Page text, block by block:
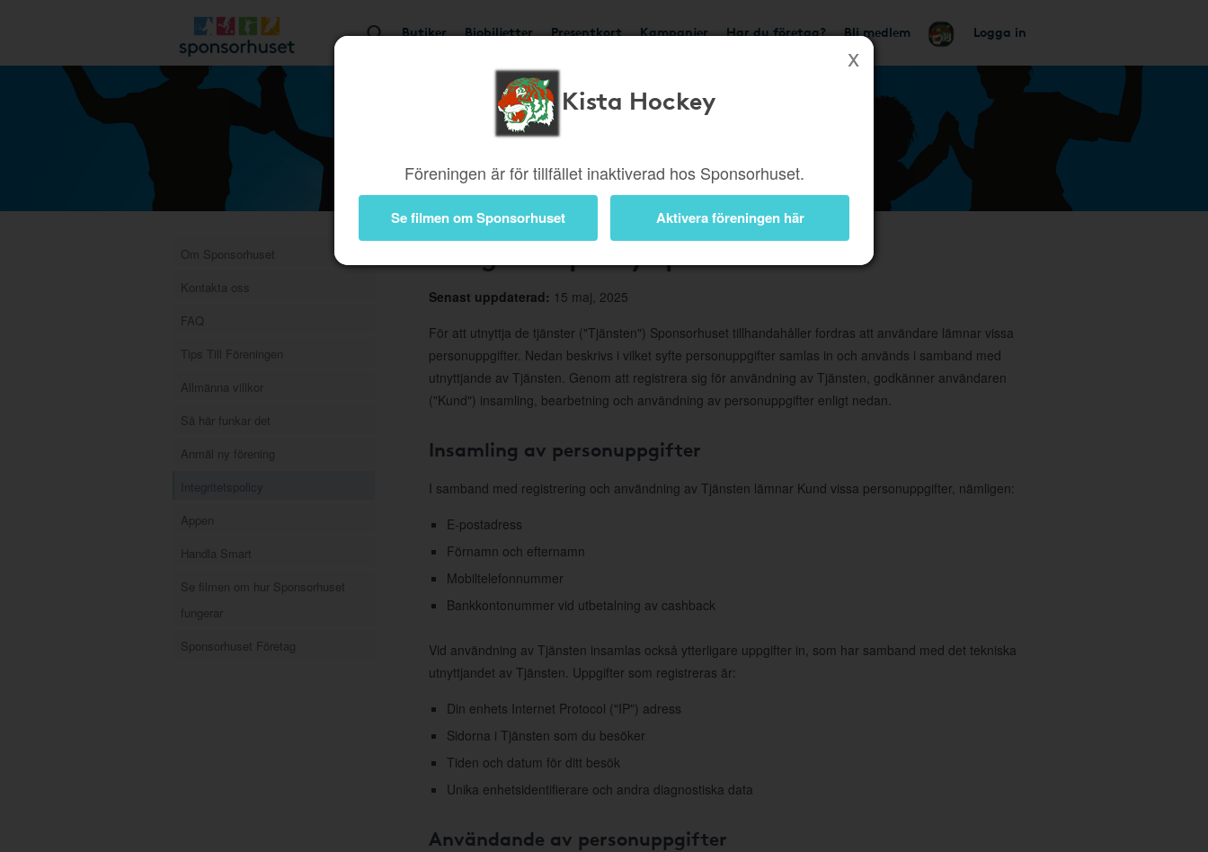
Butiker Biobiljetter Presentkort Kampanjer Har du företag? Bli medlem Logga in
Kista Hockey
Föreningen är för tillfället inaktiverad hos Sponsorhuset.
Se filmen om Sponsorhuset Aktivera föreningen här
Om Sponsorhuset
Om Sponsorhuset
Kontakta oss
FAQ
Tips Till Föreningen
Allmänna villkor
Så här funkar det
Anmäl ny förening
Appen
Handla Smart
Se filmen om hur Sponsorhuset
fungerar
Sponsorhuset Företag
Integritetspolicy Sponsorhuset
Senast uppdaterad: 15 maj, 2025
För att utnyttja de tjänster ("Tjänsten") Sponsorhuset tillhandahåller fordras att användare lämnar vissa
personuppgifter. Nedan beskrivs i vilket syfte personuppgifter samlas in och används i samband med
utnyttjande av Tjänsten. Genom att registrera sig för användning av Tjänsten, godkänner användaren
("Kund") insamling, bearbetning och användning av personuppgifter enligt nedan.
Insamling av personuppgifter
I samband med registrering och användning av Tjänsten lämnar Kund vissa personuppgifter, nämligen:
E-postadress
Förnamn och efternamn
Mobiltelefonnummer
Bankkontonummer vid utbetalning av cashback
Vid användning av Tjänsten insamlas också ytterligare uppgifter in, som har samband med det tekniska
utnyttjandet av Tjänsten. Uppgifter som registreras är:
Din enhets Internet Protocol ("IP") adress
Sidorna i Tjänsten som du besöker
Tiden och datum för ditt besök
Unika enhetsidentifierare och andra diagnostiska data
Användande av personuppgifter